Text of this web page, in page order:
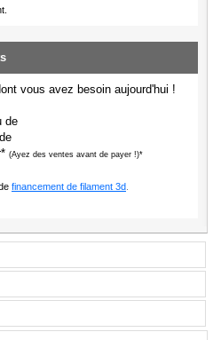
vous avez besoin aujourd'hui !
de
(Ayez des ventes avant de payer !)*
financement de filament 3d